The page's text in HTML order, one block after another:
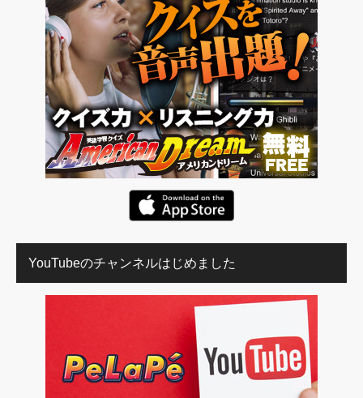
YouTubeのチャンネルはじめました